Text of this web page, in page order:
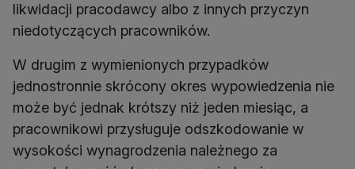
likwidacji pracodawcy albo z innych przyczyn
niedotyczących pracowników.
W drugim z wymienionych przypadków
jednostronnie skrócony okres wypowiedzenia nie
może być jednak krótszy niż jeden miesiąc, a
pracownikowi przysługuje odszkodowanie w
wysokości wynagrodzenia należnego za